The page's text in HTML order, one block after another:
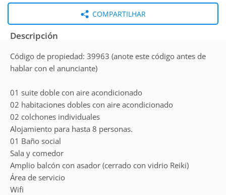
COMPARTILHAR
Descripción
Código de propiedad: 39963 (anote este código antes de
hablar con el anunciante)
01 suite doble con aire acondicionado
02 habitaciones dobles con aire acondicionado
02 colchones individuales
Alojamiento para hasta 8 personas.
01 Baño social
Sala y comedor
Amplio balcón con asador (cerrado con vidrio Reiki)
Área de servicio
Wifi